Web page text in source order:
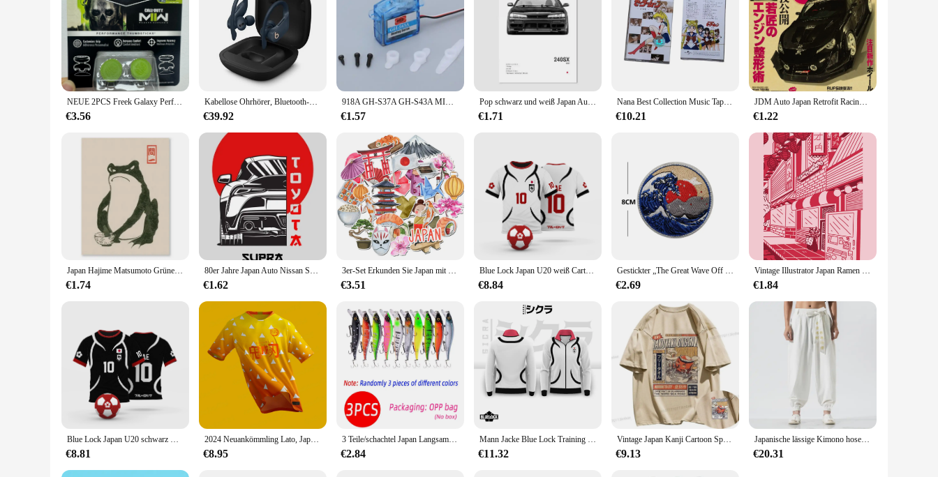
NEUE 2PCS Freek Galaxy Performance Daumengriffkappen Silikon Analog Stick Caps Abdeckung für Xbox Series X/S Controller Silikonkappe
€3.56
Kabellose Ohrhörer, Bluetooth-Ohrhörer, Sport-Ohrbügel, Top-Konfiguration, Beats Powerbeats Pro
€39.92
918A GH-S37A GH-S43A MICRO SERVO MOTOR FÜR ROBOTE ARM/HAND/GEHEN
€1.57
Pop schwarz und weiß Japan Autos Luxus Supersport Auto Poster Ästhetik r34 gtr 240sx Leinwand druck für Wand kunst Garage Raum dekor
€1.71
Nana Best Collection Music Tapes Japan Anime Soundtrack Musik Magnetische Walkman Kassetten Sammlerstück Gedenkgeburtstagsgeschenk
€10.21
JDM Auto Japan Retrofit Racing Retro 90s Poster Wand Diagramm Drucke Poster Home Living Bed Room Decor Rahmenlose Wand malerei
€1.22
Japan Hajime Matsumoto Grüner Frosch Wandkunst Retro Trendy Ukiyo-e Frosch Holzschnitt Druck Poster Galerie Wohnzimmer Leinwand Gemälde
€1.74
80er Jahre Japan Auto Nissan Skyline R34 Poster und Drucke berühmte GTR Autos Mazda RX7 JDM Leinwand Malerei Wand kunst Home Boys Zimmer Dekor
€1.62
3er-Set Erkunden Sie Japan mit unseren atember aub enden Reise aufklebern-perfekt für Scrap booking, Zeitschriften und Dekorieren
€3.51
Blue Lock Japan U20 weiß Cartoon Anime Cosplay Männer Trikot Sommer Kurzarm Kinder T-Shirts 2024 Mode Frauen T-Shirt
€8.84
Gestickter „The Great Wave Off Kanagawa Japan“-Aufnäher, taktische Aufnäher mit Hakenrücken, Abzeichen für individuelle Rucksäcke
€2.69
Vintage Illustrator Japan Ramen Kunst Poster Tier Ramen Sushi Malerei Wand kunst Dekoration Kawaii Raum dekor Leinwand Poster
€1.84
Blue Lock Japan U20 schwarz Cartoon Anime Cosplay Männer Trikot Sommer Kurzarm Kinder T-Shirts schnell trocknende Mode Frauen T-Shirt
€8.81
2024 Neuankömmling Lato, Japan, Dämonentöter, Cartoon-T-Shirt, dlaoji roz Ohio, Letnia, koszulka 3D-Druckowan
€8.95
3 Teile/schachtel Japan Langsam Sinkende Minnow Angeln Lockt 12cm 14g Jerkbait Bass Pike Carkbait Wobbler Swimbait Professionelle köder
€2.84
Mann Jacke Blue Lock Training Track Top Japan U-20 Anime Cosplay Ball Manga Street Top
€11.32
Vintage Japan Kanji Cartoon Spaß Grafik T-Shirts Kawaii Kleidung Streetwear übergroße Khaki Tops 2024 Sommer große Harajuku Tops
€9.13
Japanische lässige Kimono hose lose Harajuku Hose Japan Männer traditionelle Harems hose männlich bestickte Jogging hose Streetwear
€20.31